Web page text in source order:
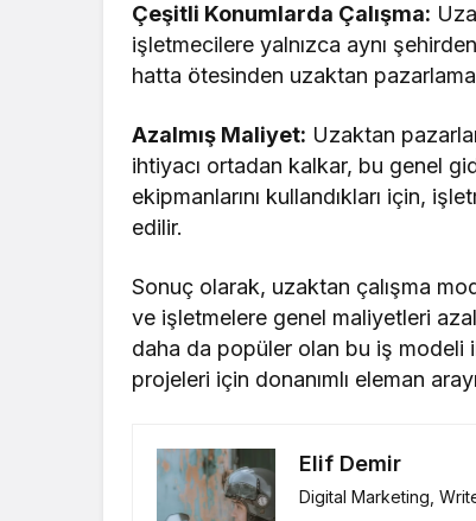
Çeşitli Konumlarda Çalışma:
işletmecilere yalnızca aynı
hatta ötesinden uzaktan
Azalmış Maliyet: Uzaktan
ihtiyacı ortadan kalkar, bu genel
ekipmanlarını kullandıkları için,
edilir.
Sonuç olarak, uzaktan çalışma
ve işletmelere genel maliyetleri
daha da popüler olan bu iş modeli
projeleri için donanımlı eleman
Elif Demir
Digital Marketing,